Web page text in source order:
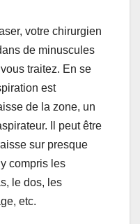
votre chirurgien
de minuscules
traitez. En se
est
de la zone, un
Il peut être
sur presque
compris les
le dos, les
etc.